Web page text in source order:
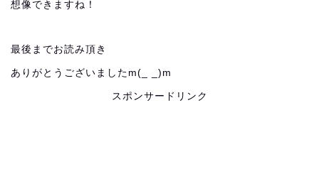
想像できますね！
最後までお読み頂き
ありがとうございましたm(_ _)m
スポンサードリンク